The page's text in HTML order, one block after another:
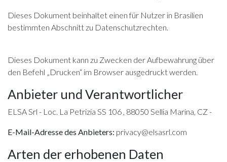
Dieses Dokument beinhaltet einenfür Nutzer in Brasilien
bestimmten Abschnitt zu Datenschutzrechten.
Dieses Dokument kann zu Zwecken der Aufbewahrung über
den Befehl „Drucken“ im Browser ausgedruckt werden.
Anbieter und Verantwortlicher
ELSA Srl - Loc. La Petrizia SS 106 , 88050 Sellia Marina, CZ -
E-Mail-Adresse des Anbieters: privacy@elsasrl.com
Arten der erhobenen Daten